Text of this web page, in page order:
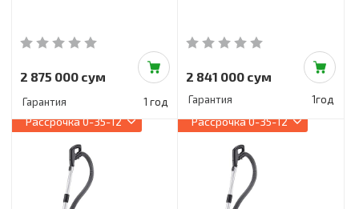
2 875 000 сум
Гарантия 1 год
2 841 000 сум
Гарантия 1год
Рассрочка0-35-12 Рассрочка0-35-12